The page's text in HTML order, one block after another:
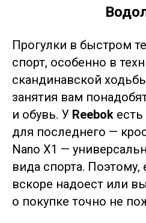
Прогулки в быстром
спорт, особенно в
скандинавской
занятия вам
и обувь. У Reebok
для последнего —
Nano X1 —
вида спорта. Поэтому,
вскоре надоест или
о покупке точно не